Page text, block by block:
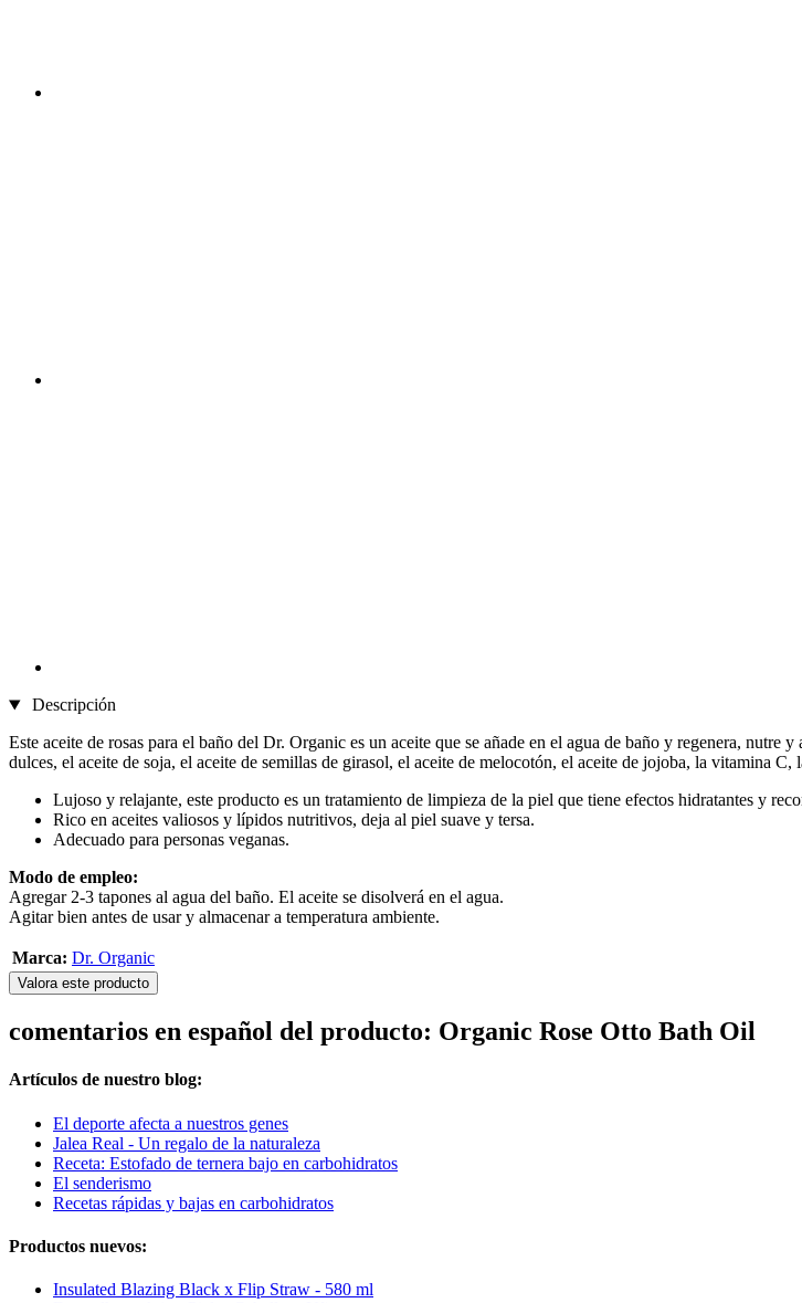
Descripción
Este aceite de rosas para el baño del Dr. Organic es un aceite que se añade en el agua de baño y regenera, nutre
dulces, el aceite de soja, el aceite de semillas de girasol, el aceite de melocotón, el aceite de jojoba, la vitamina
Lujoso y relajante, este producto es un tratamiento de limpieza de la piel que tiene efectos hidratantes y
Rico en aceites valiosos y lípidos nutritivos, deja al piel suave y tersa.
Adecuado para personas veganas.
Modo de empleo:
Agregar 2-3 tapones al agua del baño. El aceite se disolverá en el agua.
Agitar bien antes de usar y almacenar a temperatura ambiente.
Marca: Dr. Organic
Valora este producto
comentarios en español del producto: Organic Rose Otto Bath Oil
Artículos de nuestro blog:
El deporte afecta a nuestros genes
Jalea Real - Un regalo de la naturaleza
Receta: Estofado de ternera bajo en carbohidratos
El senderismo
Recetas rápidas y bajas en carbohidratos
Productos nuevos:
Insulated Blazing Black x Flip Straw - 580 ml